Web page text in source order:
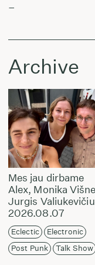
–
Archive
Mes jau dirbame
Alex, Monika
Jurgis
2026.08.07
Eclectic
Electronic
Post Punk
Talk Show